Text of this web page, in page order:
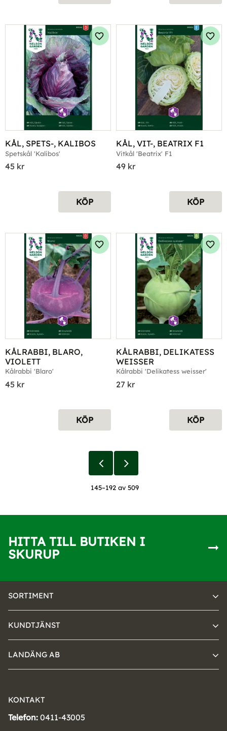
KÅL, SPETS-, KALIBOS
Spetskål 'Kalibos'
45 kr
Lägg till i favoriter
KÖP
KÅL, VIT-, BEATRIX F1
Vitkål 'Beatrix' F1
49 kr
KÖP
KÅLRABBI, BLARO,
VIOLETT
Kålrabbi 'Blaro'
45 kr
Lägg till i favoriter
KÖP
KÅLRABBI, DELIKATESS
WEISSER
Kålrabbi 'Delikatess weisser'
27 kr
KÖP
145–192av 509
HITTA TILL BUTIKEN I
SKURUP
SORTIMENT
KUNDTJÄNST
LANDÄNG AB
KONTAKT
Telefon: 0411-43005